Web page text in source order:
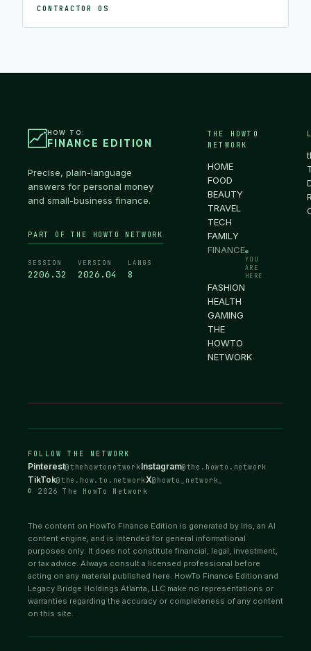
CONTRACTOR OS
HOW TO:
FINANCE EDITION
Precise, plain-language
answers for personal money
and small-business finance.
PART OF THE HOWTO NETWORK
SESSION
2206.33
VERSION
2026.04
LANGS
8
THE HOWTO
NETWORK
HOME
FOOD
BEAUTY
TRAVEL
TECH
FAMILY
FINANCE●
YOU
ARE
HERE
FASHION
HEALTH
GAMING
THE
HOWTO
NETWORK
FOLLOW THE NETWORK
Pinterest@thehowtonetworkInstagram@the.howto.network
TikTok@the.how.to.networkX@howto_network_
© 2026 The HowTo Network
The content on HowTo Finance Edition is generated by Iris, an AI
content engine, and is intended for general informational
purposes only. It does not constitute financial, legal, investment,
or tax advice. Always consult a licensed professional before
acting on any material published here. HowTo Finance Edition and
Legacy Bridge Holdings Atlanta, LLC make no representations or
warranties regarding the accuracy or completeness of any content
on this site.